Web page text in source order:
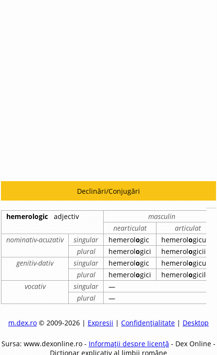
Declinări/Conjugări
hemerologic adjectiv
masculin
nearticulat
articulat
nominativ-acuzativ
singular hemerologic hemerologicul
plural
hemerologici hemerologicii
genitiv-dativ
singular hemerologic hemerologicului
plural
hemerologici hemerologicilor
vocativ
singular
—
plural
—
m.dex.ro© 2009-2026 | Expresii | Confidențialitate| Desktop
Sursa: www.dexonline.ro - Informații despre licență - Dex Online -
Dicționar explicativ al limbii române